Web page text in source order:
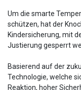
Um die smarte
schützen, hat der
Kindersicherung, mit
Justierung gesperrt
Basierend auf der
Technologie, welche
Reaktion, hoher